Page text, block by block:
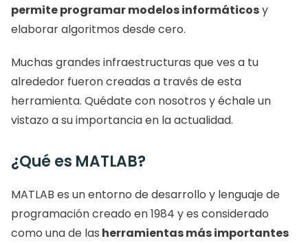
permite programar modelos informáticos y
elaborar algoritmos desde cero.
Muchas grandes infraestructuras que ves a tu
alrededor fueron creadas a través de esta
herramienta. Quédate con nosotros y échale un
vistazo a su importancia en la actualidad.
¿Qué es MATLAB?
MATLAB es un entorno de desarrollo y lenguaje de
programación creado en 1984 y es considerado
como una de las herramientas más importantes